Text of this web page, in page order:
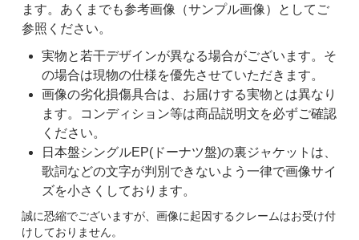
ます。あくまでも参考画像（サンプル画像）としてご
参照ください。
実物と若干デザインが異なる場合がございます。そ
の場合は現物の仕様を優先させていただきます。
画像の劣化損傷具合は、お届けする実物とは異なり
ます。コンディション等は商品説明文を必ずご確認
ください。
日本盤シングルEP(ドーナツ盤)の裏ジャケットは、
歌詞などの文字が判別できないよう一律で画像サイ
ズを小さくしております。
誠に恐縮でございますが、画像に起因するクレームはお受け付
けしておりません。